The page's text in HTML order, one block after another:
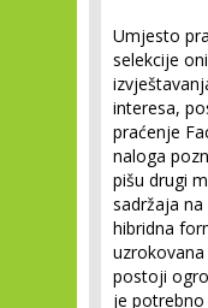
Umjesto
selekcije
interesa,
praćenje
naloga
pišu drugi
sadržaja
hibridna
postoji
je